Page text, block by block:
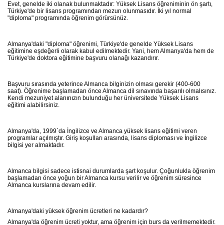
Evet, genelde iki olanak bulunmaktadır: Yüksek Lisans öğreniminin ön şartı,
Türkiye'de bir lisans programından mezun olunmasıdır. İki yıl normal
"diploma" programında öğrenim görürsünüz.
Almanya'daki "diploma" öğrenimi, Türkiye'de genelde Yüksek Lisans
eğitimine eşdeğerli olarak kabul edilmektedir. Yani, hem Almanya'da hem de
Türkiye'de doktora eğitimine başvuru olanağı kazandırır.
Başvuru sırasında yeterince Almanca bilginizin olması gerekir (400-600
saat). Öğrenime başlamadan önce Almanca dil sınavında başarılı olmalısınız.
Kendi mezuniyet alanınızın bulunduğu her üniversitede Yüksek Lisans
eğitimi alabilirsiniz.
Almanya'da, 1999`da İngilizce ve Almanca yüksek lisans eğitimi veren
programlar açılmıştır. Giriş koşulları arasında, lisans diploması ve İngilizce
bilgisi yer almaktadır.
Almanca bilgisi sadece istisnai durumlarda şart koşulur. Çoğunlukla öğrenim
başlamadan önce yoğun bir Almanca kursu verilir ve öğrenim süresince
Almanca kurslarına devam edilir.
Almanya'daki yüksek öğrenim ücretleri ne kadardır?
Almanya'da öğrenim ücreti yoktur, ama öğrenim için burs da verilmemektedir.